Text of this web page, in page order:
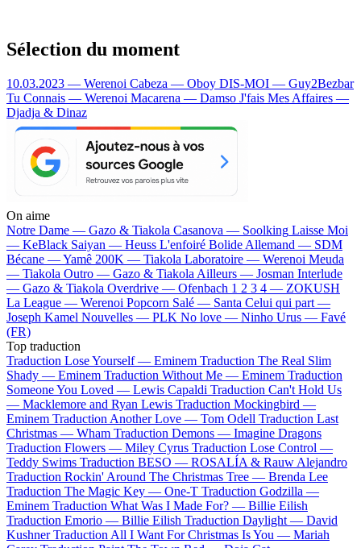
Sélection du moment
10.03.2023 — Werenoi Cabeza — Oboy DIS-MOI — Guy2Bezbar
Tu Connais — Werenoi Macarena — Damso J'fais Mes Affaires —
Djadja & Dinaz
On aime
Notre Dame — Gazo & Tiakola Casanova — Soolking Laisse Moi
— KeBlack Saiyan — Heuss L'enfoiré Bolide Allemand — SDM
Bécane —Yamê 200K — Tiakola Laboratoire — Werenoi Meuda
— Tiakola Outro — Gazo & Tiakola Ailleurs — Josman Interlude
— Gazo & Tiakola Overdrive — Ofenbach 1 2 3 4 — ZOKUSH
La League — Werenoi Popcorn Salé — Santa Celui qui part —
Joseph Kamel Nouvelles — PLK No love — Ninho Urus — Favé
(FR)
Top traduction
Traduction Lose Yourself — Eminem Traduction The Real Slim
Shady — Eminem Traduction Without Me — Eminem Traduction
Someone You Loved — Lewis Capaldi Traduction Can't Hold Us
— Macklemore and Ryan Lewis Traduction Mockingbird —
Eminem Traduction Another Love — Tom Odell Traduction Last
Christmas — Wham Traduction Demons — Imagine Dragons
Traduction Flowers — Miley Cyrus Traduction Lose Control —
Teddy Swims Traduction BESO — ROSALÍA & Rauw Alejandro
Traduction Rockin' Around The Christmas Tree — Brenda Lee
Traduction The Magic Key — One-T Traduction Godzilla —
Eminem Traduction What Was I Made For? — Billie Eilish
Traduction Emorio — Billie Eilish Traduction Daylight — David
Kushner Traduction All I Want For Christmas Is You — Mariah